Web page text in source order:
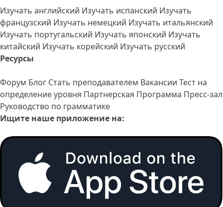
Изучать английский Изучать испанский Изучать
французский Изучать немецкий Изучать итальянский
Изучать португальский Изучать японский Изучать
китайский Изучать корейский Изучать русский
Ресурсы
Форум Блог Стать преподавателем Вакансии Тест на
определение уровня Партнерская Программа Пресс-зал
Руководство по грамматике
Ищите наше приложение на: